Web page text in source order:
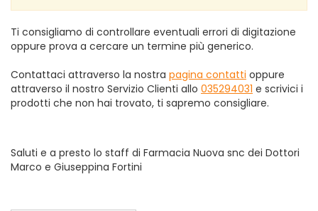
Ti consigliamo di controllare eventuali errori di digitazione
oppure prova a cercare un termine più generico.
Contattaci attraverso la nostra pagina contatti oppure
attraverso il nostro Servizio Clienti allo 035294031 e scrivici i
prodotti che non hai trovato, ti sapremo consigliare.
Saluti e a presto lo staff di Farmacia Nuova snc dei Dottori
Marco e Giuseppina Fortini